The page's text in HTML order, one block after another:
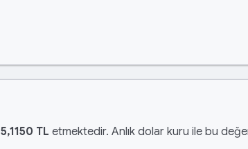
TL etmektedir. Anlık dolar kuru ile bu